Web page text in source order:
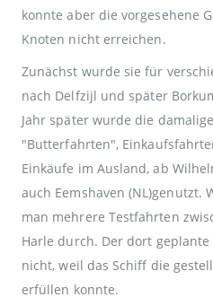
konnte aber die vorgesehene
Knoten nicht erreichen.
Zunächst wurde sie für
nach Delfzijl und später
Jahr später wurde die
"Butterfahrten",
Einkäufe im Ausland, ab
auch Eemshaven (NL)genutzt.
man mehrere Testfahrten
Harle durch. Der dort
nicht, weil das Schiff die
erfüllen konnte.